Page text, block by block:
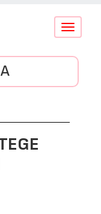
Conmutar